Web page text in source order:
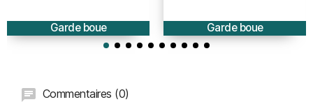
Garde boue Garde boue
Commentaires (0)